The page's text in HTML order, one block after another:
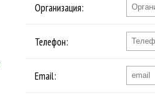
Организация:
Телефон:
Email: